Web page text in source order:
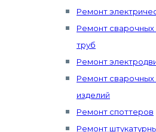
Ремонт
Ремонт
труб
Ремонт
Ремонт сварочных
изделий
Ремонт споттеров
Ремонт